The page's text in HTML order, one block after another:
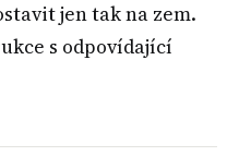
jen tak na zem.
s odpovídající